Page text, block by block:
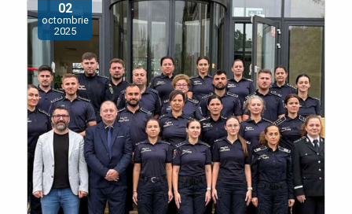
02
octombrie
2025